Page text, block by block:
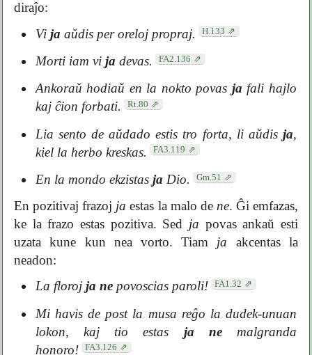
diraĵo:
Vi ja aŭdis per oreloj propraj. H.133
Morti iam vi ja devas. FA2.136
Ankoraŭ hodiaŭ en la nokto povas ja fali hajlo
kaj ĉion forbati.
Rt.80
Lia sento de aŭdado estis tro forta, li aŭdis ja,
kiel la herbo kreskas.
FA3.119
En la mondo ekzistas ja Dio. Gm.51
En pozitivaj frazoj ja estas la malo de ne. Ĝi emfazas,
ke la frazo estas pozitiva. Sed ja povas ankaŭ esti
uzata kune kun nea vorto. Tiam ja akcentas la
neadon:
La floroj ja nepovoscias paroli! FA1.32
Mi havis de post la musa reĝo la dudek-unuan
lokon, kaj tio estas ja nemalgranda
honoro!
FA3.126